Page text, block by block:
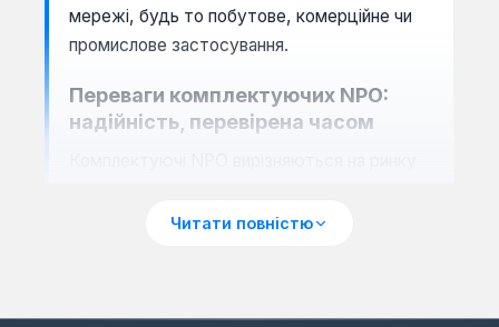
мережі, будь то побутове, комерційне чи
промислове застосування.
Переваги комплектуючих NPO:
надійність, перевірена часом
етапах виробництва, починаючи від вибору
Читати повністю